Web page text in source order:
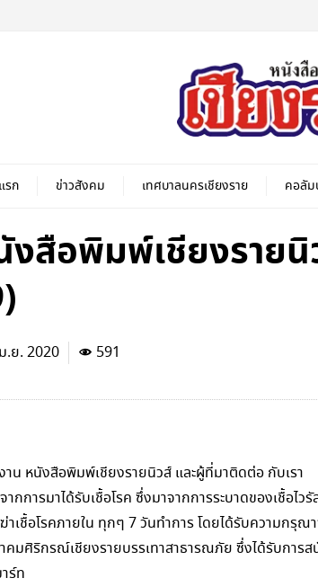
รก ข่าวสังคม เทศบาลนครเชียงราย คอลั
สือพิมพ์เชียงรายนิ
.ย. 2020 591
น หนังสือพิมพ์เชียงรายนิวส์ และผู้ที่มาติดต่อ กับเรา
กการมาได้รับเชื้อโรค ซึ่งมาจากการระบาดของเชื้อไว
าเชื้อโรคภายใน ทุกๆ 7 วันทำการ โดยได้รับความกรุ
มศิริกรณ์เชียงรายบรรเทาสาธารณภัย ซึ่งได้รับการ
ร์ท